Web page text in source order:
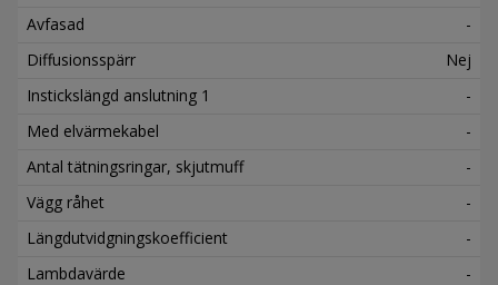
Avfasad
-
Diffusionsspärr
Nej
Instickslängd anslutning 1
-
Med elvärmekabel
-
Antal tätningsringar, skjutmuff
-
Vägg råhet
-
Längdutvidgningskoefficient
-
Lambdavärde
-